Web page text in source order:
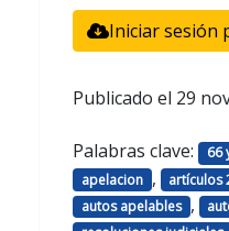
Iniciar sesión
Publicado el 29
Palabras clave: 66
apelacion , artículos
autos apelables ,